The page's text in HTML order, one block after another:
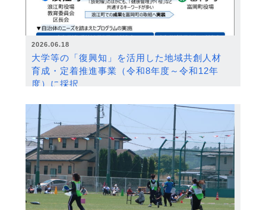
2026.06.18
大学等の「復興知」を活用した地域共創人材
育成・定着推進事業（令和8年度～令和12年
度）に採択